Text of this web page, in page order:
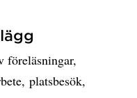
föreläsningar,
platsbesök,